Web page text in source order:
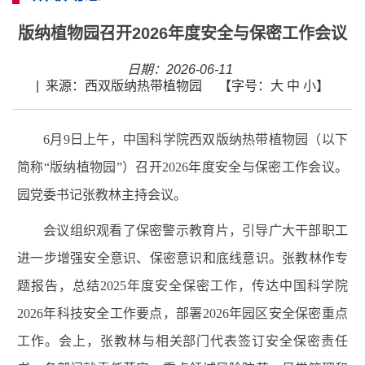
版纳植物园召开2026年度安全与保密工作会议
日期：2026-06-11
来源：西双版纳热带植物园 【字号： 大 中 小】
6月9日上午，中国科学院西双版纳热带植物园（以下
简称“版纳植物园”）召开2026年度安全与保密工作会议。
园党委书记张教林主持会议。
会议组织观看了保密警示教育片，引导广大干部职工
进一步增强安全意识、保密意识和底线意识。张教林作专
题报告，总结2025年度安全保密工作，传达中国科学院
2026年科技安全工作要点，部署2026年园区安全保密重点
工作。会上，张教林与相关部门代表签订安全保密责任